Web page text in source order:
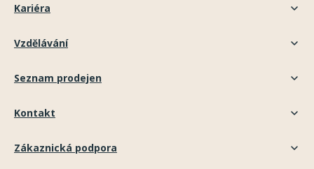
Kariéra
Vzdělávání
Seznam prodejen
Kontakt
Zákaznická podpora